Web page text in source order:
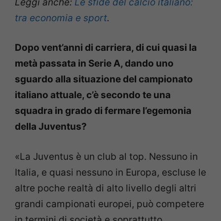
tra economia e sport.
Dopo vent’anni di carriera, di cui quasi la
metà passata in Serie A, dando uno
sguardo alla situazione del campionato
italiano attuale, c’è secondo te una
squadra in grado di fermare l’egemonia
della Juventus?
«La Juventus è un club al top. Nessuno in
Italia, e quasi nessuno in Europa, escluse le
altre poche realtà di alto livello degli altri
grandi campionati europei, può competere